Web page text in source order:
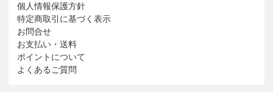
個人情報保護方針
特定商取引に基づく表示
お問合せ
お支払い・送料
ポイントについて
よくあるご質問